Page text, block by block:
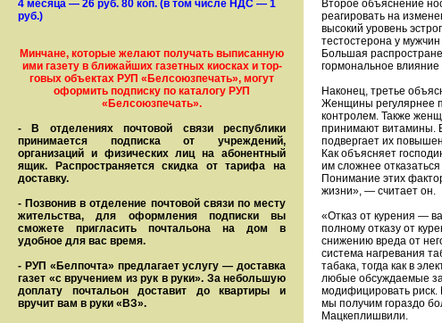
4 месяца — 26 руб. 80 коп. (в том числе НДС — 1
руб.)
Минчане, которые желают получать вы­писанную
ими газету в бли­жай­ших газет­ных киосках и тор­
го­вых объе­ктах РУП «Белсоюзпечать», могут
оформить под­пис­ку по ка­та­ло­гу РУП
«Белсоюзпечать».
- В отделениях почтовой связи рес­пуб­лики
принимается подписка от учреждений,
организаций и фи­зи­ческих лиц на абонентный
ящик. Распространяется скидка от тарифа на
доставку.
- Позвонив в отделение почтовой связи по месту
жительства, для оформления подписки вы
сможете пригласить почтальона на дом в
удобное для вас время.
- РУП «Белпочта» предлагает услугу — доставка
газет «с вручением из рук в руки». За небольшую
доплату почтальон доставит до квартиры и
вручит вам в руки «ВЗ».
Второе объяснение
реагировать на
высокий уровень
тестостерона у
Большая
гормональное
Наконец, третье
Женщины регулярнее
контролем. Также
принимают витамины.
подвергает их
Как объясняет
им сложнее
Понимание этих
жизни», — считает он.
«Отказ от курения —
полному отказу от
снижению вреда от
система нагревания
табака, тогда как в
любые обсуждаемые
модифицировать риск.
мы получим гораздо
Мацкеплишвили.